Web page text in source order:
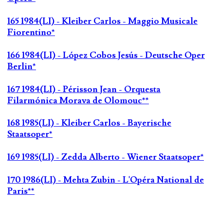
165 1984(LI) - Kleiber Carlos - Maggio Musicale
Fiorentino*
166 1984(LI) - López Cobos Jesús - Deutsche Oper
Berlin*
167 1984(LI) - Périsson Jean - Orquesta
Filarmónica Morava de Olomouc**
168 1985(LI) - Kleiber Carlos - Bayerische
Staatsoper*
169 1985(LI) - Zedda Alberto - Wiener Staatsoper*
170 1986(LI) - Mehta Zubin - L'Opéra National de
Paris**